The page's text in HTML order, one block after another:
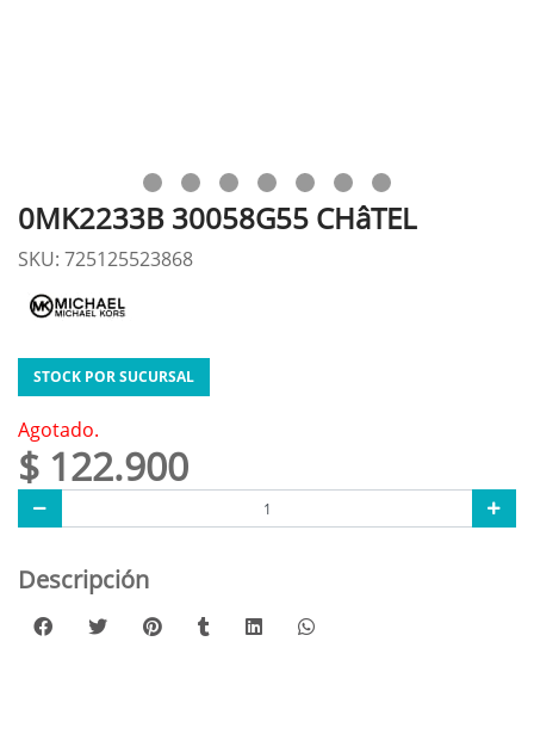
0MK2233B 30058G55 CHâTEL
SKU: 725125523868
STOCK POR SUCURSAL
Agotado.
$ 122.900
Descripción